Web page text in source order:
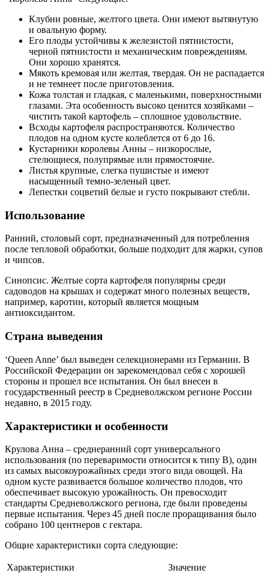
Клубни ровные, желтого цвета. Они имеют вытянутую
и овальную форму.
Его плоды устойчивы к железистой пятнистости,
черной пятнистости и механическим повреждениям.
Они хорошо хранятся.
Мякоть кремовая или желтая, твердая. Он не распадается
и не темнеет после приготовления.
Кожа толстая и гладкая, с маленькими, поверхностными
глазами. Эта особенность высоко ценится хозяйками –
чистить такой картофель – сплошное удовольствие.
Всходы картофеля распространяются. Количество
плодов на одном кусте колеблется от 6 до 16.
Кустарники королевы Анны – низкорослые,
стелющиеся, полупрямые или прямостоячие.
Листья крупные, слегка пушистые и имеют
насыщенный темно-зеленый цвет.
Лепестки соцветий белые и густо покрывают стебли.
Использование
Ранний, столовый сорт, предназначенный для потребления
после тепловой обработки, больше подходит для жарки, супов
и чипсов.
Синопсис. Желтые сорта картофеля популярны среди
садоводов на крышах и содержат много полезных веществ,
например, каротин, который является мощным
антиоксидантом.
Страна выведения
‘Queen Anne’ был выведен селекционерами из Германии. В
Российской Федерации он зарекомендовал себя с хорошей
стороны и прошел все испытания. Он был внесен в
государственный реестр в Средневолжском регионе России
недавно, в 2015 году.
Характеристики и особенности
Крулова Анна – среднеранний сорт универсального
использования (по переваримости относится к типу В), один
из самых высокоурожайных среди этого вида овощей. На
одном кусте развивается большое количество плодов, что
обеспечивает высокую урожайность. Он превосходит
стандарты Средневолжского региона, где были проведены
первые испытания. Через 45 дней после проращивания было
собрано 100 центнеров с гектара.
Общие характеристики сорта следующие:
Характеристики
Значение